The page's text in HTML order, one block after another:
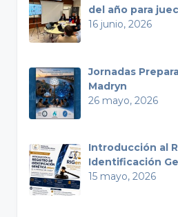
del año para
16 junio, 2026
Jornadas
Madryn
26 mayo, 2026
Introducción al
Identificación
15 mayo, 2026